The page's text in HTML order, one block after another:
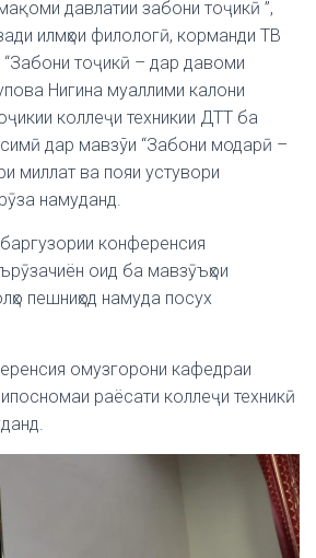
давлатии забони тоҷикӣ ”,
илмҳои филологӣ, корманди ТВ
тоҷикӣ – дар давоми
Нигина муаллими калони
коллеҷи техникии ДТТ ба
дар мавзўи “Забони модарӣ –
миллат ва пояи устувори
намуданд.
конференсия
оид ба мавзӯъҳои
пешниҳод намуда посух
омузгорони кафедраи
раёсати коллеҷи техникӣ